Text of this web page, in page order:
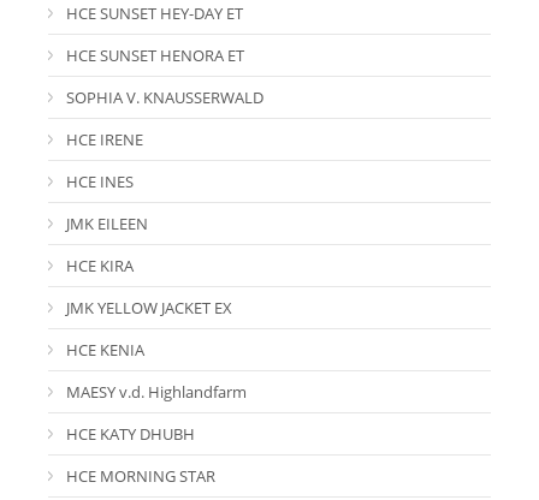
HCE SUNSET HEY-DAY ET
HCE SUNSET HENORA ET
SOPHIA V. KNAUSSERWALD
HCE IRENE
HCE INES
JMK EILEEN
HCE KIRA
JMK YELLOW JACKET EX
HCE KENIA
MAESY v.d. Highlandfarm
HCE KATY DHUBH
HCE MORNING STAR